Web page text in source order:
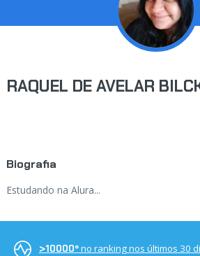
RAQUEL DE AVELAR
Biografia
Estudando na Alura...
>10000ºno ranking nos últimos 30